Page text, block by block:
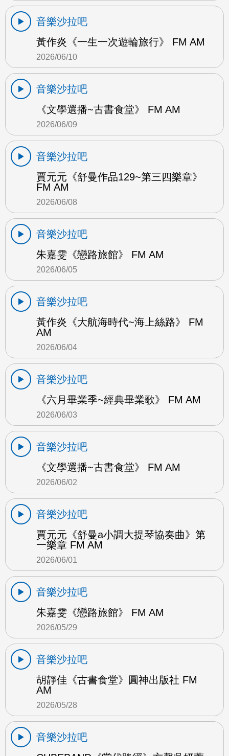
音樂沙拉吧
黃作炎《一生一次遊輪旅行》 FM AM
2026/06/10
音樂沙拉吧
《文學選播~古書食堂》 FM AM
2026/06/09
音樂沙拉吧
賈元元《舒曼作品129~第三四樂章》
FM AM
2026/06/08
音樂沙拉吧
朱嘉雯《戀路旅館》 FM AM
2026/06/05
音樂沙拉吧
黃作炎《大航海時代~海上絲路》 FM
AM
2026/06/04
音樂沙拉吧
《六月畢業季~經典畢業歌》 FM AM
2026/06/03
音樂沙拉吧
《文學選播~古書食堂》 FM AM
2026/06/02
音樂沙拉吧
賈元元《舒曼a小調大提琴協奏曲》第
一樂章 FM AM
2026/06/01
音樂沙拉吧
朱嘉雯《戀路旅館》 FM AM
2026/05/29
音樂沙拉吧
胡靜佳《古書食堂》圓神出版社 FM
AM
2026/05/28
音樂沙拉吧